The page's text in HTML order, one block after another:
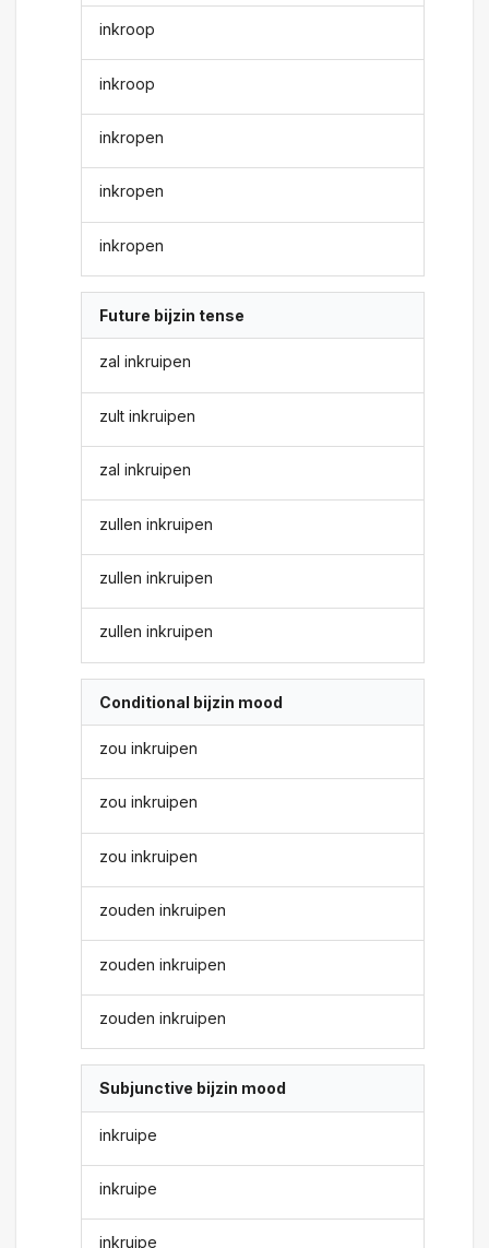
inkroop
inkroop
inkropen
inkropen
inkropen
Future bijzin tense
zal inkruipen
zult inkruipen
zal inkruipen
zullen inkruipen
zullen inkruipen
zullen inkruipen
Conditional bijzin mood
zou inkruipen
zou inkruipen
zou inkruipen
zouden inkruipen
zouden inkruipen
zouden inkruipen
Subjunctive bijzin mood
inkruipe
inkruipe
inkruipe